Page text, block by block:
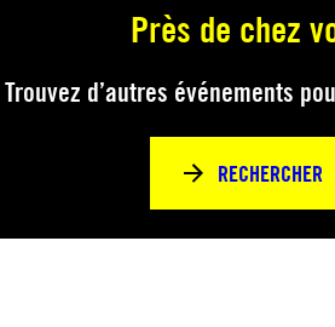
Près de chez
Trouvez d’autres événements
RECHERCHER